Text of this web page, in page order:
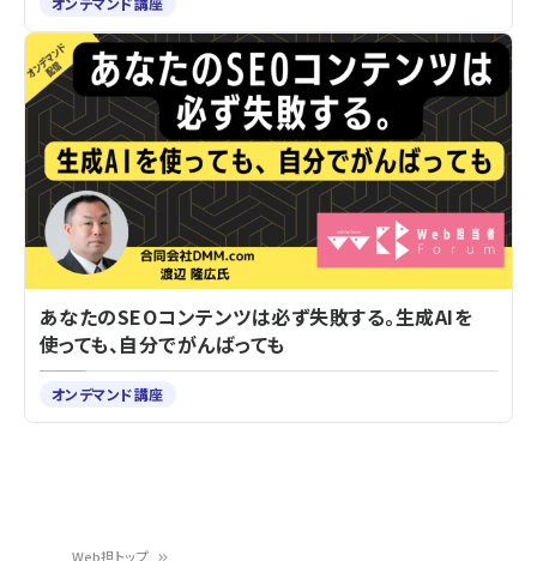
Web担トップ
あなたのSEOコンテンツは必ず失敗する。生成AIを
使っても、自分でがんばっても
オンデマンド講座